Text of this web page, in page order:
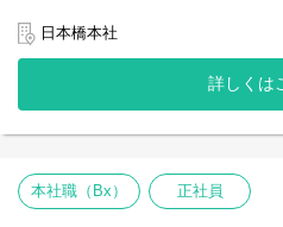
10:00 始業、朝礼
10:10 ECで購入された方への受注
11:00 接客
12:30 接客終了、接客後の事務作業
13:00 休憩
14:00 電話、メール、チャットな
17:00 電話、メール、チャットなど
18:00 お受け取りでの来店対応
きたハリズリーグループのノウハ
人々から愛され、応援されるブラ
■BRILLIANCE＋（ブリリアンス・
https://www.brilliance.co.jp/
風上から風下まで全ての工程に携
・商品の発注
・商品の検品（品質管理および、
ームが、発売後は生産管理が担う
・商品管理（MDと連携し、商品の
日本橋本社
詳しくは
本社職（Bx） 正社員